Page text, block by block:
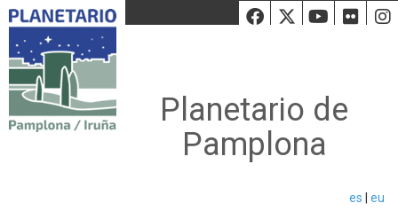
Facebook
Twiiter
Planetario de
Pamplona
es eu